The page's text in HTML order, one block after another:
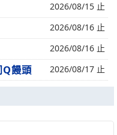
2026/08/15 止
2026/08/16 止
2026/08/16 止
Q饅頭 2026/08/17 止